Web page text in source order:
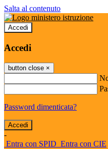
Salta al contenuto
Accedi
Accedi
button close ×
Password dimenticata?
-
Entra con SPID Entra con CIE